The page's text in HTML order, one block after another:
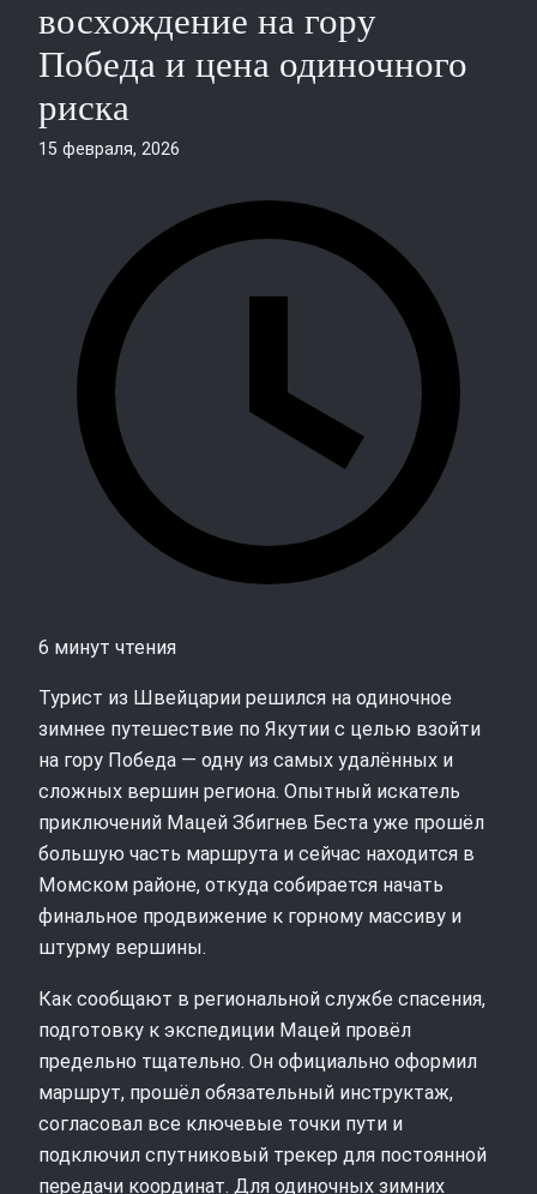
восхождение на гору
Победа и цена одиночного
риска
15 февраля, 2026
6 минут чтения
Турист из Швейцарии решился на одиночное
зимнее путешествие по Якутии с целью взойти
на гору Победа — одну из самых удалённых и
сложных вершин региона. Опытный искатель
приключений Мацей Збигнев Беста уже прошёл
большую часть маршрута и сейчас находится в
Момском районе, откуда собирается начать
финальное продвижение к горному массиву и
штурму вершины.
Как сообщают в региональной службе спасения,
подготовку к экспедиции Мацей провёл
предельно тщательно. Он официально оформил
маршрут, прошёл обязательный инструктаж,
согласовал все ключевые точки пути и
подключил спутниковый трекер для постоянной
передачи координат. Для одиночных зимних